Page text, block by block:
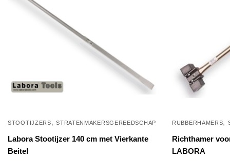
STOOTIJZERS,STRATENMAKERSGEREEDSCHAP
Labora Stootijzer 140 cm met Vierkante
Beitel
RUBBERHAMERS,
Richthamer
LABORA